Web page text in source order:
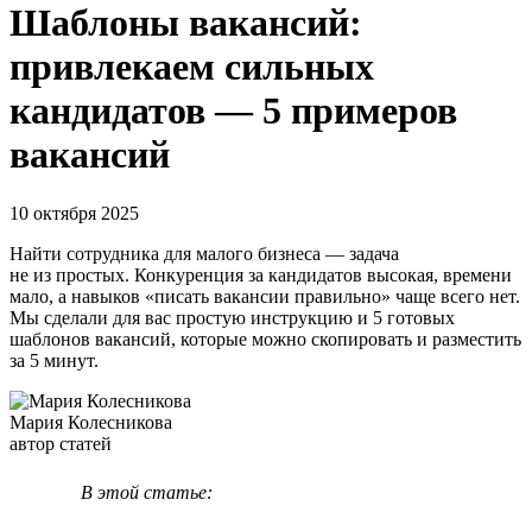
Шаблоны вакансий:
привлекаем сильных
кандидатов — 5 примеров
вакансий
10 октября 2025
Найти сотрудника для малого бизнеса — задача
не из простых. Конкуренция за кандидатов высокая, времени
мало, а навыков «писать вакансии правильно» чаще всего нет.
Мы сделали для вас простую инструкцию и 5 готовых
шаблонов вакансий, которые можно скопировать и разместить
за 5 минут.
Мария Колесникова
автор статей
В этой статье: